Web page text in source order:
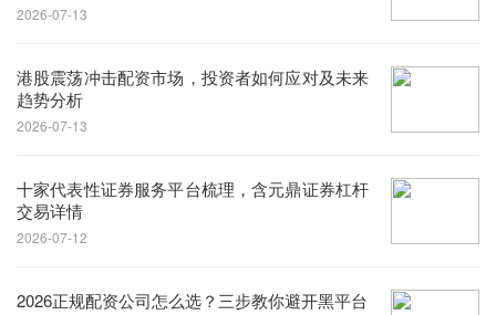
2026-07-13
港股震荡冲击配资市场，投资者如何应对及未来
趋势分析
2026-07-13
十家代表性证券服务平台梳理，含元鼎证券杠杆
交易详情
2026-07-12
2026正规配资公司怎么选？三步教你避开黑平台